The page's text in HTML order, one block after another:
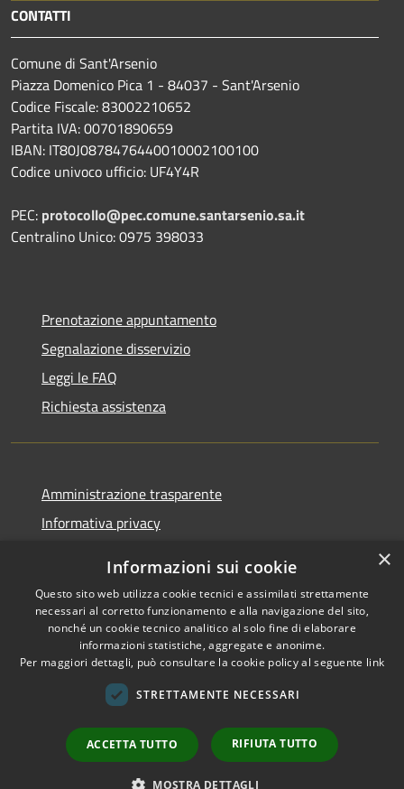
CONTATTI
Comune di Sant'Arsenio
Piazza Domenico Pica 1 - 84037 - Sant'Arsenio
Codice Fiscale: 83002210652
Partita IVA: 00701890659
IBAN: IT80J0878476440010002100100
Codice univoco ufficio: UF4Y4R
PEC: protocollo@pec.comune.santarsenio.sa.it
Centralino Unico: 0975 398033
Prenotazione appuntamento
Segnalazione disservizio
Leggi le FAQ
Richiesta assistenza
Amministrazione trasparente
Informativa privacy
Dichiarazione di accessibilità
RSS
Mappa del sito
Copyright © 2026 • Comune di
Sant'Arsenio • Powered by
redazione
×
Informazioni sui cookie
Questo sito web utilizza cookie tecnici e assimilati strettamente
necessari al corretto funzionamento e alla navigazione del sito,
nonché un cookie tecnico analitico al solo fine di elaborare
informazioni statistiche, aggregate e anonime.
Per maggiori dettagli, può consultare la cookie policy al seguente link
STRETTAMENTE NECESSARI
ACCETTA TUTTO RIFIUTA TUTTO
MOSTRA DETTAGLI